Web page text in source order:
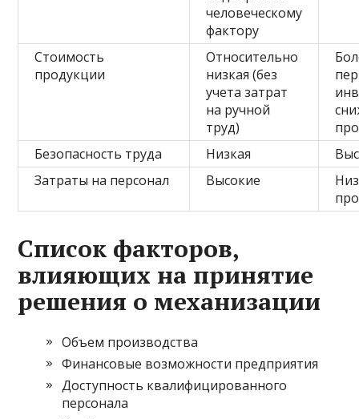
человеческому
фактору
Стоимость
продукции
Относительно
низкая (без
учета затрат
на ручной
труд)
Безопасность труда
Низкая
Затраты на персонал
Высокие
Список факторов,
влияющих на принятие
решения о механизации
Объем производства
Финансовые возможности предприятия
Доступность квалифицированного
персонала